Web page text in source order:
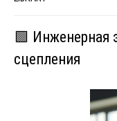
🟩 Инженерная
сцепления